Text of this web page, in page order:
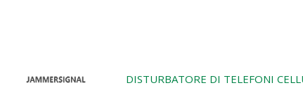
DISTURBATORE DI TELEFONI